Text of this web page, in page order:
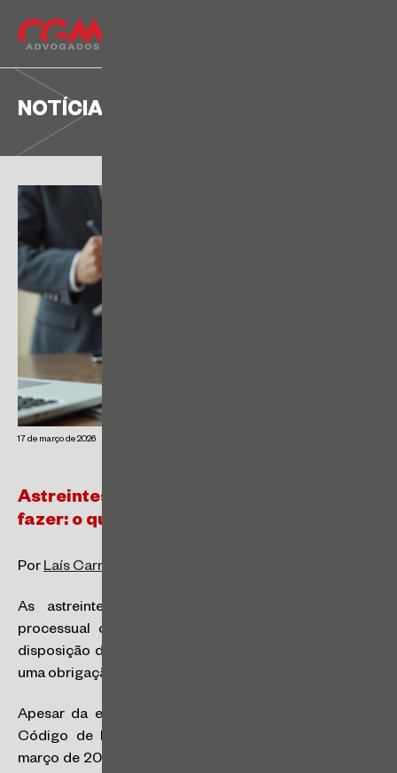
NOTÍCIA
17 de março de 2026
Astreintes nas obrigações de fazer e não
fazer: o que decidiu o STJ no Tema 1.296
PorLaís Carneiro
As astreintes são multas previstas na legislação
processual como um dos mecanismos coercitivos à
disposição do juiz para estimular o devedor a cumprir
uma obrigação de fazer ou de não fazer.
Apesar da expressa previsão das astreintes no atual
Código de Processo Civil, que entrou em vigor em
março de 2016, por muito tempo persistiu controvérsia,